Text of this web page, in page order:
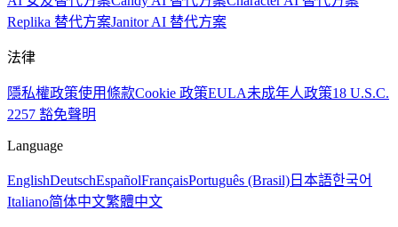
Replika 替代方案Janitor AI 替代方案
法律
隱私權政策使用條款Cookie 政策EULA未成年人政策18 U.S.C.
2257 豁免聲明
Language
EnglishDeutschEspañolFrançaisPortuguês (Brasil) 日本語한국어
Italiano简体中文繁體中文